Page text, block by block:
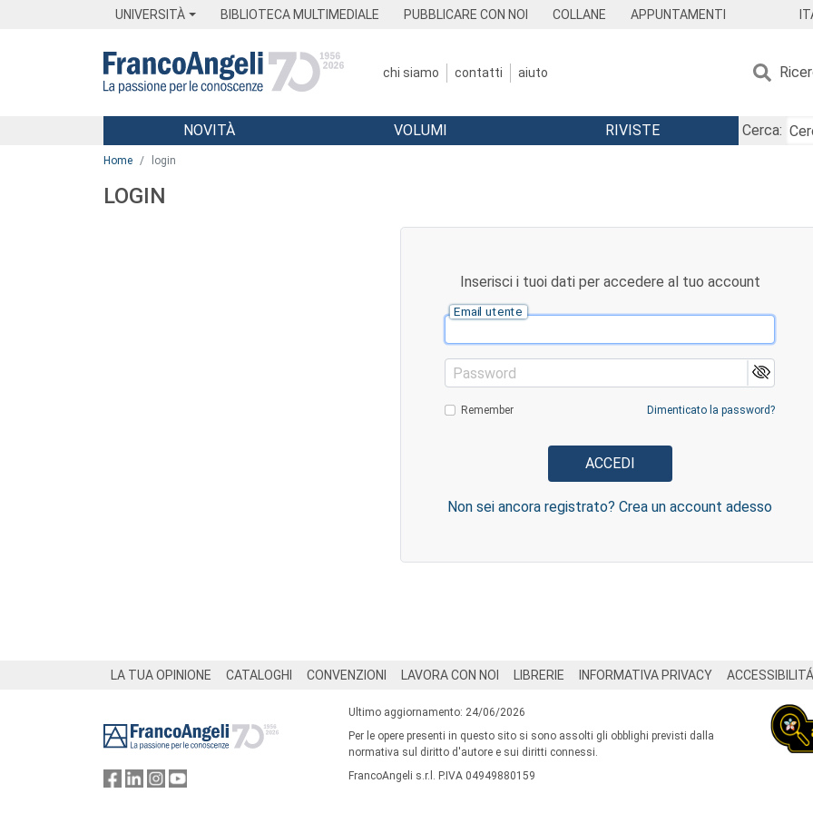
UNIVERSITÀ BIBLIOTECA MULTIMEDIALE PUBBLICARE CON NOI COLLANE APPUNTAMENTI
chi siamo contatti aiuto
Menu
NOVITÀ VOLUMI RIVISTE
Cerca:
Home login
LOGIN
Inserisci i tuoi dati per accedere al tuo account
Email utente
Password
Remember Dimenticato la password?
Non sei ancora registrato? Crea un account adesso
LA TUA OPINIONE CATALOGHI CONVENZIONI LAVORA CON NOI LIBRERIE INFORMATIVA PRIVACY ACCESSIBILITÁ
Ultimo aggiornamento: 24/06/2026
Per le opere presenti in questo sito si sono assolti gli obblighi previsti dalla
normativa sul diritto d'autore e sui diritti connessi.
FrancoAngeli s.r.l. P.IVA 04949880159